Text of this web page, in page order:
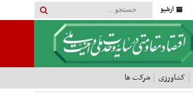
آرشیو
کشاورزی شرکت ها